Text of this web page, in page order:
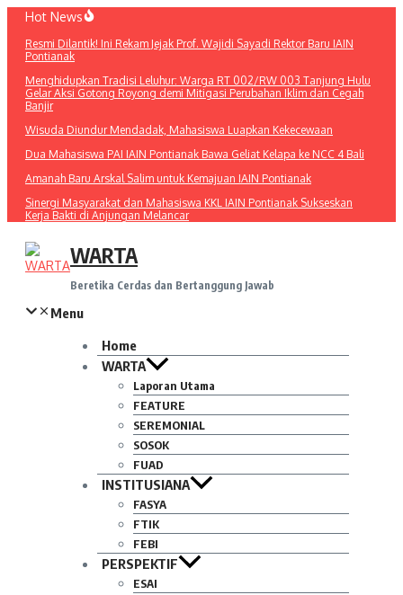
Lewati
konten
Hot News
Resmi Dilantik! Ini Rekam Jejak Prof. Wajidi Sayadi Rektor Baru IAIN
Pontianak
Menghidupkan Tradisi Leluhur: Warga RT 002/RW 003 Tanjung Hulu
Gelar Aksi Gotong Royong demi Mitigasi Perubahan Iklim dan Cegah
Banjir
Wisuda Diundur Mendadak, Mahasiswa Luapkan Kekecewaan
Dua Mahasiswa PAI IAIN Pontianak Bawa Geliat Kelapa ke NCC 4 Bali
Amanah Baru Arskal Salim untuk Kemajuan IAIN Pontianak
Sinergi Masyarakat dan Mahasiswa KKL IAIN Pontianak Sukseskan
Kerja Bakti di Anjungan Melancar
WARTA
Beretika Cerdas dan Bertanggung Jawab
Menu
Home
WARTA
Laporan Utama
FEATURE
SEREMONIAL
SOSOK
FUAD
INSTITUSIANA
FASYA
FTIK
FEBI
PERSPEKTIF
ESAI